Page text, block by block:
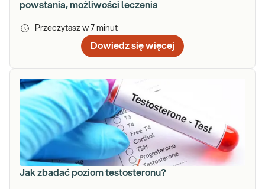
powstania, możliwości leczenia
Przeczytasz w 7 minut
Dowiedz się więcej
Jak zbadać poziom testosteronu?